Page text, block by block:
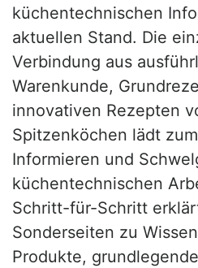
küchentechnischen
aktuellen Stand. Die
Verbindung aus
Warenkunde,
innovativen Rezepten
Spitzenköchen lädt
Informieren und
küchentechnischen
Schritt-für-Schritt
Sonderseiten zu
Produkte,